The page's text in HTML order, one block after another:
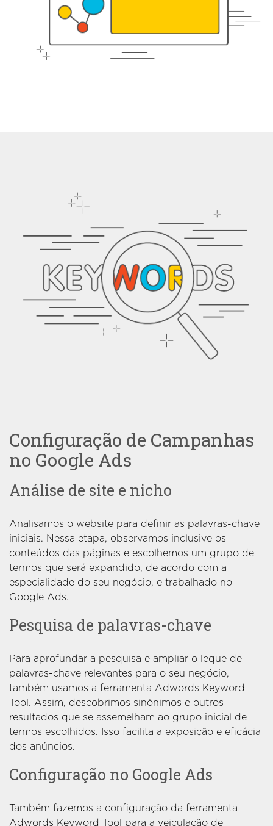
Configuração de Campanhas
no Google Ads
Análise de site e nicho
Analisamos o website para definir as palavras-chave
iniciais. Nessa etapa, observamos inclusive os
conteúdos das páginas e escolhemos um grupo de
termos que será expandido, de acordo com a
especialidade do seu negócio, e trabalhado no
Google Ads.
Pesquisa de palavras-chave
Para aprofundar a pesquisa e ampliar o leque de
palavras-chave relevantes para o seu negócio,
também usamos a ferramenta Adwords Keyword
Tool. Assim, descobrimos sinônimos e outros
resultados que se assemelham ao grupo inicial de
termos escolhidos. Isso facilita a exposição e eficácia
dos anúncios.
Configuração no Google Ads
Também fazemos a configuração da ferramenta
Adwords Keyword Tool para a veiculação de